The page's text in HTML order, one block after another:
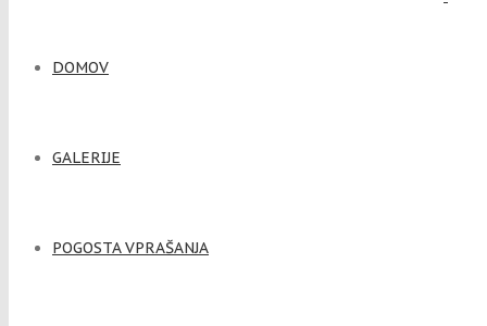
DOMOV
GALERIJE
POGOSTA VPRAŠANJA